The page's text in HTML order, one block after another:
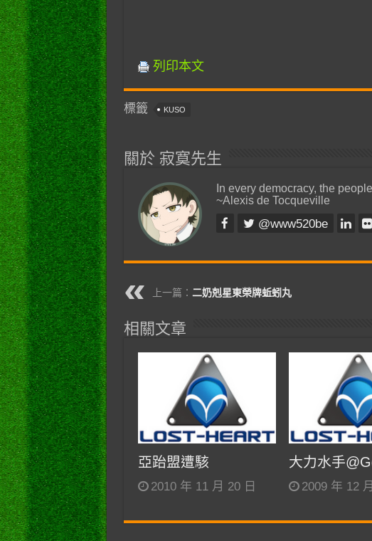
列印本文
標籤 KUSO
關於 寂寞先生
In every democracy, the
~Alexis de Tocqueville
@www520be
上一篇： 二奶剋星東榮牌蚯蚓丸
相關文章
亞跆盟遭駭
2010 年 11 月 20 日
大力水手
2009 年 12